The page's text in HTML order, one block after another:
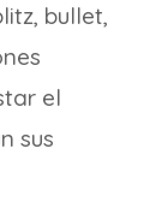
bullet,
el
sus